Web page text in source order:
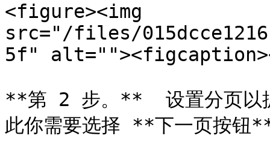
<figure><img
src="/files/
5f"
**第 2 步。**  设置分页以抓
此你需要选择 **下一页按钮